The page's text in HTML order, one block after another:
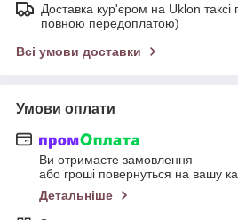
Доставка кур'єром на Uklon таксі
повною передоплатою)
Всі умови доставки
Умови оплати
Ви отримаєте замовлення
або гроші повернуться на вашу
Детальніше